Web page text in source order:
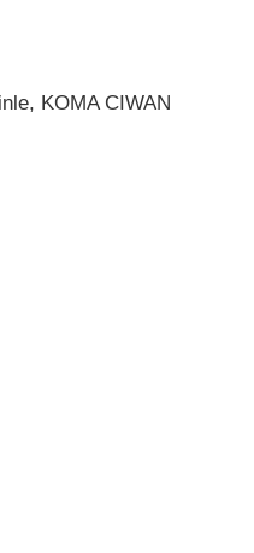
KOMA CIWAN